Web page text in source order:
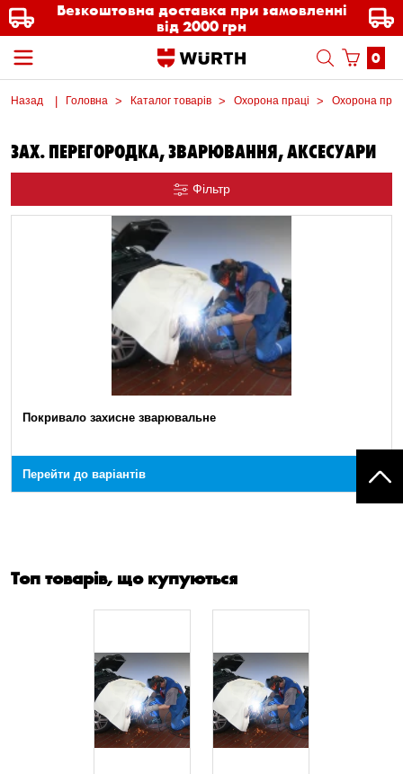
Безкоштовна доставка при замовленні
від 2000 грн
0
Назад Головна Каталог товарів Охорона праці Охорона
ЗАХ. ПЕРЕГОРОДКА, ЗВАРЮВАННЯ, АКСЕСУАРИ
Фільтр
Покривало захисне зварювальне
Перейти до варіантів
Топ товарів, що купуються